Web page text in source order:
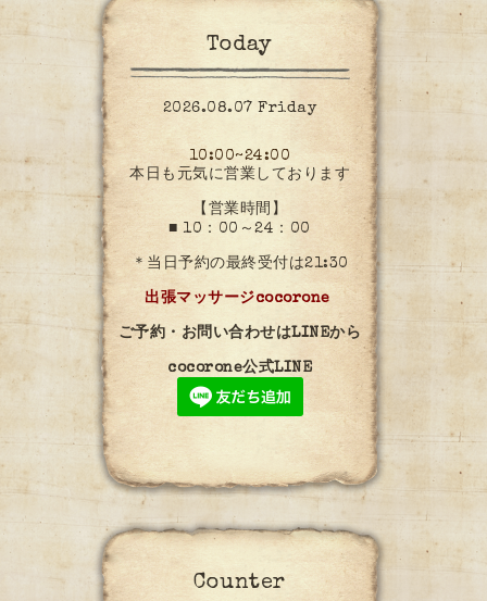
Today
2026.08.07 Friday
10:00~24:00
本日も元気に営業しております
【営業時間】
■ 10：00～24：00
＊当日予約の最終受付は21:30
出張マッサージcocorone
ご予約・お問い合わせはLINEから
cocorone公式LINE
Counter